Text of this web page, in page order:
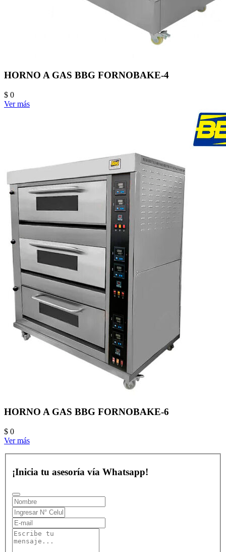
HORNO A GAS BBG FORNOBAKE-4
$ 0
Ver más
HORNO A GAS BBG FORNOBAKE-6
$ 0
Ver más
¡Inicia tu asesoría vía Whatsapp!